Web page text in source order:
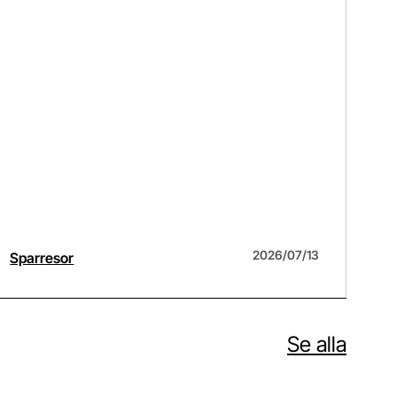
Sparresor 2026/07/13
Se alla